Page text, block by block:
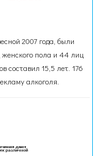
2007 года, были
женского пола и 44 лиц
составил 15,5 лет. 176
алкоголя.